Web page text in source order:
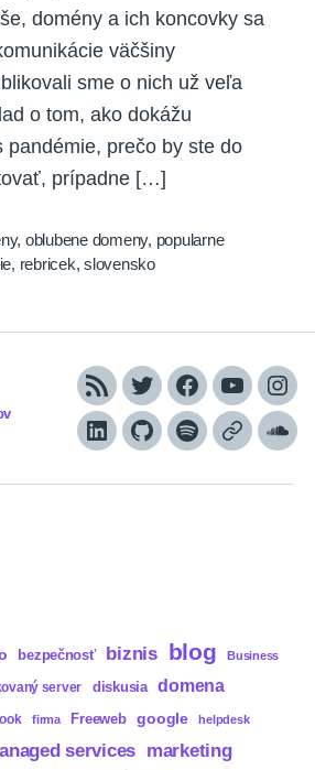
domény a ich koncovky sa
väčšiny
sme o nich už veľa
o tom, ako dokážu
pandémie, prečo by ste do
prípadne […]
, oblubene domeny, popularne
, rebricek,slovensko
RSS TwitterFacebook
YouTube
LinkedInGitHubSpotifyApple
bezpečnosť biznis blog Business
server diskusia domena
firma Freeweb google helpdesk
services marketing